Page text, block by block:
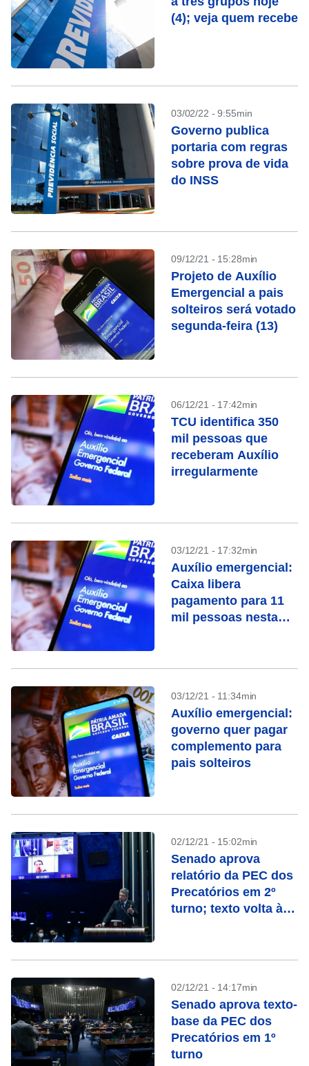
(4); veja quem recebe
03/02/22 - 9:55min
Governo publica
portaria com regras
sobre prova de vida
do INSS
09/12/21 - 15:28min
Projeto de Auxílio
Emergencial a pais
solteiros será votado
segunda-feira (13)
06/12/21 - 17:42min
TCU identifica 350
mil pessoas que
receberam Auxílio
irregularmente
03/12/21 - 17:32min
Auxílio emergencial:
Caixa libera
pagamento para 11
mil pessoas nesta
03/12/21 - 11:34min
Auxílio emergencial:
governo quer pagar
complemento para
pais solteiros
02/12/21 - 15:02min
Senado aprova
relatório da PEC dos
Precatórios em 2º
turno; texto volta à
02/12/21 - 14:17min
Senado aprova texto-
base da PEC dos
Precatórios em 1º
turno